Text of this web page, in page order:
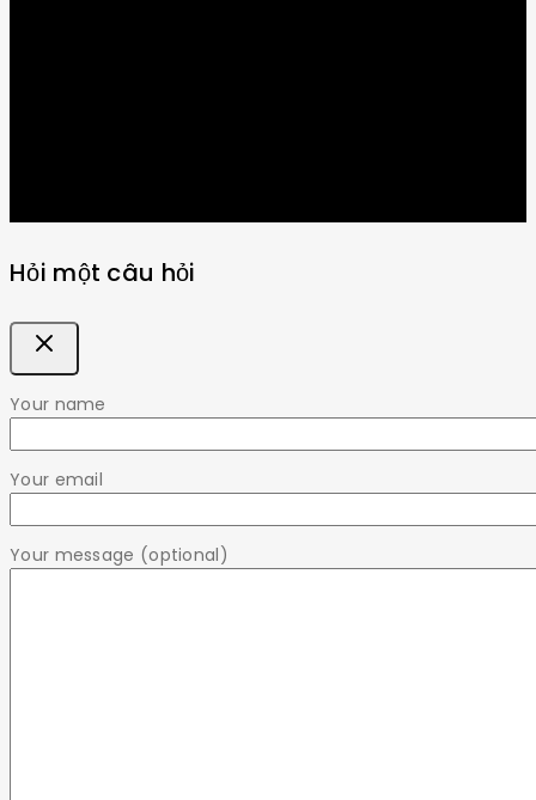
Hỏi một câu hỏi
Your name
Your email
Your message (optional)